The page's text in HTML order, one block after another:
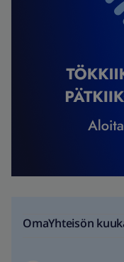
OmaYhteisön